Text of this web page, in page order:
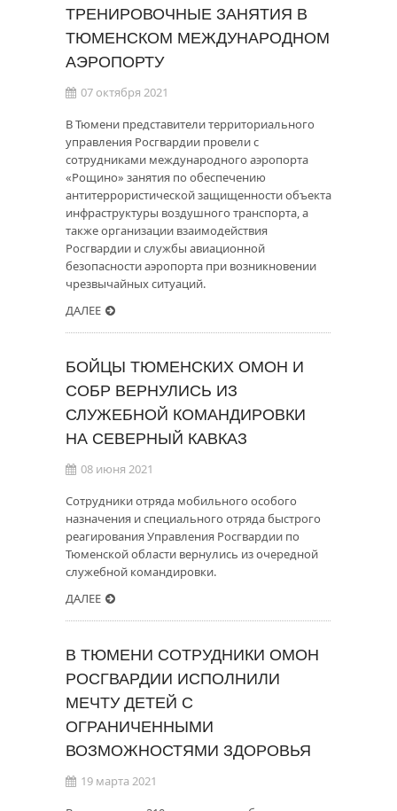
ТРЕНИРОВОЧНЫЕ ЗАНЯТИЯ В
ТЮМЕНСКОМ МЕЖДУНАРОДНОМ
АЭРОПОРТУ
07 октября 2021
В Тюмени представители территориального
управления Росгвардии провели с
сотрудниками международного аэропорта
«Рощино» занятия по обеспечению
антитеррористической защищенности объекта
инфраструктуры воздушного транспорта, а
также организации взаимодействия
Росгвардии и службы авиационной
безопасности аэропорта при возникновении
чрезвычайных ситуаций.
ДАЛЕЕ
БОЙЦЫ ТЮМЕНСКИХ ОМОН И
СОБР ВЕРНУЛИСЬ ИЗ
СЛУЖЕБНОЙ КОМАНДИРОВКИ
НА СЕВЕРНЫЙ КАВКАЗ
08 июня 2021
Сотрудники отряда мобильного особого
назначения и специального отряда быстрого
реагирования Управления Росгвардии по
Тюменской области вернулись из очередной
служебной командировки.
ДАЛЕЕ
В ТЮМЕНИ СОТРУДНИКИ ОМОН
РОСГВАРДИИ ИСПОЛНИЛИ
МЕЧТУ ДЕТЕЙ С
ОГРАНИЧЕННЫМИ
ВОЗМОЖНОСТЯМИ ЗДОРОВЬЯ
19 марта 2021